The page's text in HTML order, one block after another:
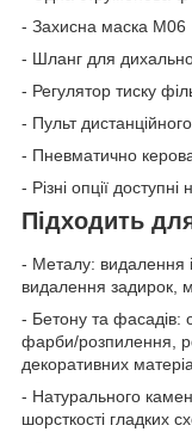
- Захисна маска M06
- Шланг для
- Регулятор тиску
- Пульт
- Пневматично
- Різні опції доступні
Підходить
- Металу: видалення
видалення задирок,
- Бетону та фасадів:
фарби/розпилення,
декоративних
- Натурального
шорсткості гладких